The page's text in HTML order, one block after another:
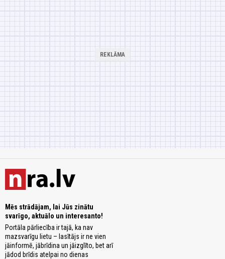
Mēs strādājam, lai Jūs zinātu
svarīgo, aktuālo un interesanto!
Portāla pārliecība ir tajā, ka nav
mazsvarīgu lietu – lasītājs ir ne vien
jāinformē, jābrīdina un jāizglīto, bet arī
jādod brīdis atelpai no dienas